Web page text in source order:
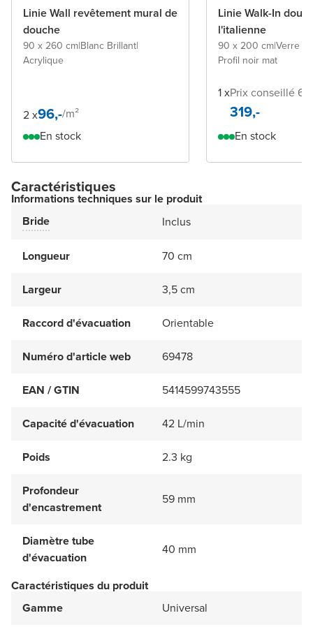
Linie Wall revêtement mural de
douche
90 x 260 cm|Blanc Brillant|
Acrylique
2 x96,-/m²
En stock
Linie Walk-In
l'italienne
90 x 200 cm|Verre
Profil noir mat
1 xPrix conseillé
319,-
En stock
Caractéristiques
Informations techniques sur le produit
Bride
Inclus
Longueur 70 cm
Largeur 3,5 cm
Raccord d'évacuation Orientable
Numéro d'article web 69478
EAN / GTIN 5414599743555
Capacité d'évacuation 42 L/min
Poids 2.3 kg
Profondeur
d'encastrement
59 mm
Diamètre tube
d'évacuation
40 mm
Caractéristiques du produit
Gamme
Universal